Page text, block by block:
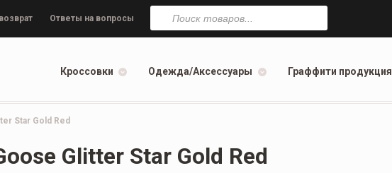
Ответы на вопросы
Поиск
товаров
Кроссовки Одежда/Аксессуары Граффити продукция
Star Gold Red
Glitter Star Gold Red